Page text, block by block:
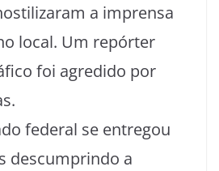
a imprensa
local. Um repórter
foi agredido por
federal se entregou
descumprindo a